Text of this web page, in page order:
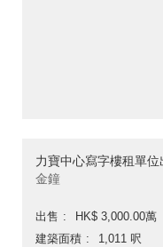
力寶中心寫字樓租單位
金鐘
出售
HK$ 3,000.00萬
建築面積
1,011 呎